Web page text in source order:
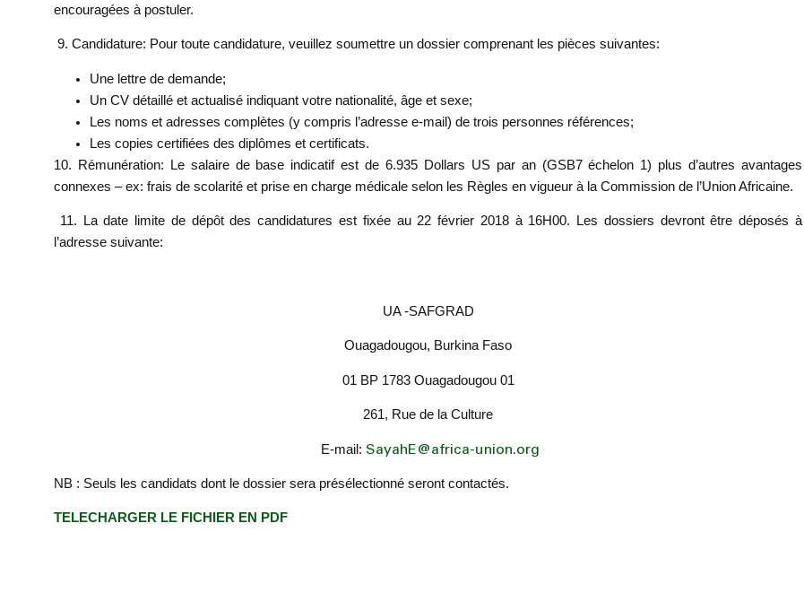
encouragées à postuler.
9. Candidature: Pour toute candidature, veuillez soumettre un dossier comprenant les pièces suivantes:
Une lettre de demande;
Un CV détaillé et actualisé indiquant votre nationalité, âge et sexe;
Les noms et adresses complètes (y compris l’adresse e-mail) de trois personnes références;
Les copies certifiées des diplômes et certificats.
10. Rémunération: Le salaire de base indicatif est de 6.935 Dollars US par an (GSB7 échelon 1) plus d’autres avantages
connexes – ex: frais de scolarité et prise en charge médicale selon les Règles en vigueur à la Commission de l’Union Africaine.
11. La date limite de dépôt des candidatures est fixée au 22 février 2018 à 16H00.
Les dossiers devront être déposés à
l’adresse suivante:
UA -SAFGRAD
Ouagadougou, Burkina Faso
01 BP 1783 Ouagadougou 01
261, Rue de la Culture
E-mail: SayahE@africa-union.org
NB : Seuls les candidats dont le dossier sera présélectionné seront contactés.
TELECHARGER LE FICHIER EN PDF